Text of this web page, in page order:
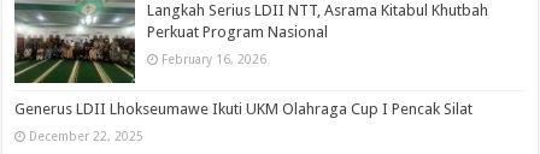
Langkah Serius LDII NTT, Asrama Kitabul Khutbah
Perkuat Program Nasional
February 16, 2026
Generus LDII Lhokseumawe Ikuti UKM Olahraga Cup I Pencak Silat
December 22, 2025